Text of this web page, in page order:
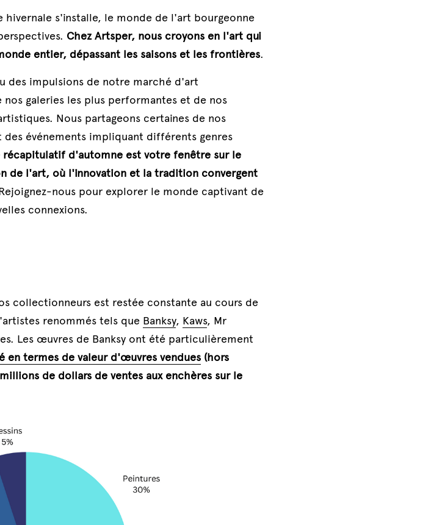
s'installe, le monde de l'art bourgeonne
Chez Artsper, nous croyons en l'art qui
entier, dépassant les saisons et les frontières.
des impulsions de notre marché d'art
galeries les plus performantes et de nos
Nous partageons certaines de nos
événements impliquant différents genres
récapitulatif d'automne est votre fenêtre sur le
de l'art, où l'innovation et la tradition convergent
nous pour explorer le monde captivant de
connexions.
collectionneurs est restée constante au cours de
renommés tels que Banksy, Kaws, Mr
Les œuvres de Banksy ont été particulièrement
en termes de valeur d'œuvres vendues (hors
de dollars de ventes aux enchères sur le